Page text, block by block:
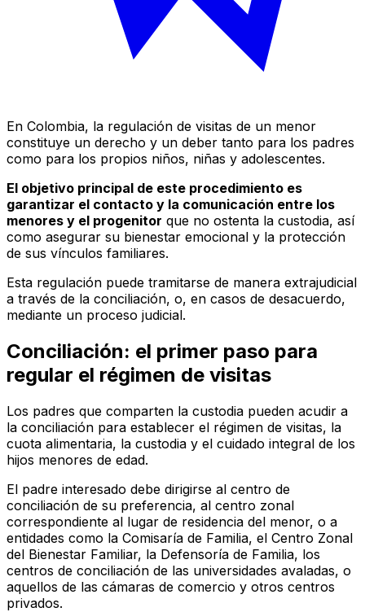
En Colombia, la regulación de visitas de un menor
constituye un derecho y un deber tanto para los padres
como para los propios niños, niñas y adolescentes.
El objetivo principal de este procedimiento es
garantizar el contacto y la comunicación entre los
menores y el progenitor que no ostenta la custodia, así
como asegurar su bienestar emocional y la protección
de sus vínculos familiares.
Esta regulación puede tramitarse de manera extrajudicial
a través de la conciliación, o, en casos de desacuerdo,
mediante un proceso judicial.
Conciliación: el primer paso para
regular el régimen de visitas
Los padres que comparten la custodia pueden acudir a
la conciliación para establecer el régimen de visitas, la
cuota alimentaria, la custodia y el cuidado integral de los
hijos menores de edad.
El padre interesado debe dirigirse al centro de
conciliación de su preferencia, al centro zonal
correspondiente al lugar de residencia del menor, o a
entidades como la Comisaría de Familia, el Centro Zonal
del Bienestar Familiar, la Defensoría de Familia, los
centros de conciliación de las universidades avaladas, o
aquellos de las cámaras de comercio y otros centros
privados.